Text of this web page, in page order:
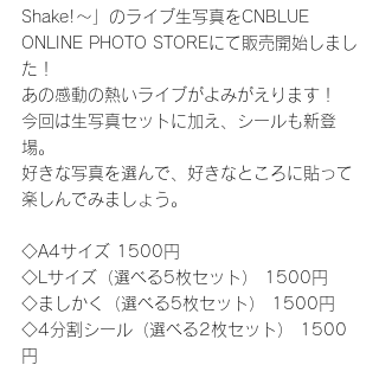
Shake!～」のライブ生写真をCNBLUE
ONLINE PHOTO STOREにて販売開始しまし
た！
あの感動の熱いライブがよみがえります！
今回は生写真セットに加え、シールも新登
場。
好きな写真を選んで、好きなところに貼って
楽しんでみましょう。
◇A4サイズ 1500円
◇Lサイズ（選べる5枚セット） 1500円
◇ましかく（選べる5枚セット） 1500円
◇4分割シール（選べる2枚セット） 1500
円